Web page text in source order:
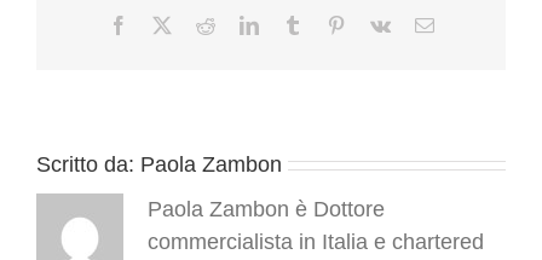
Facebook RedditLinkedInTumblr Pinterest
Vk Email
Scritto da: Paola Zambon
Paola Zambon è Dottore
commercialista in Italia e chartered